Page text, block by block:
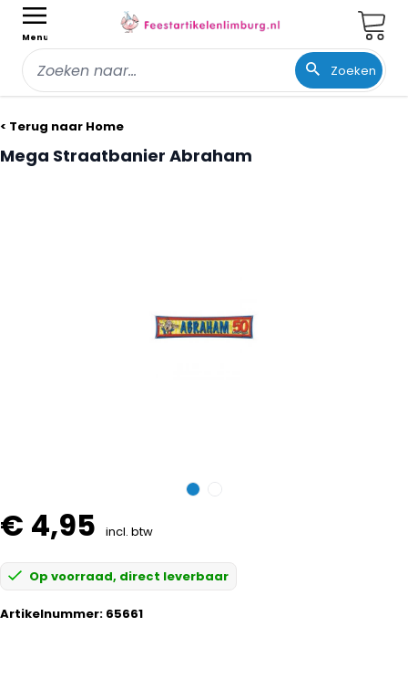
Menu
Zoeken
< Terug naar Home
Mega Straatbanier Abraham
€ 4,95 incl. btw
Op voorraad, direct leverbaar
Artikelnummer: 65661